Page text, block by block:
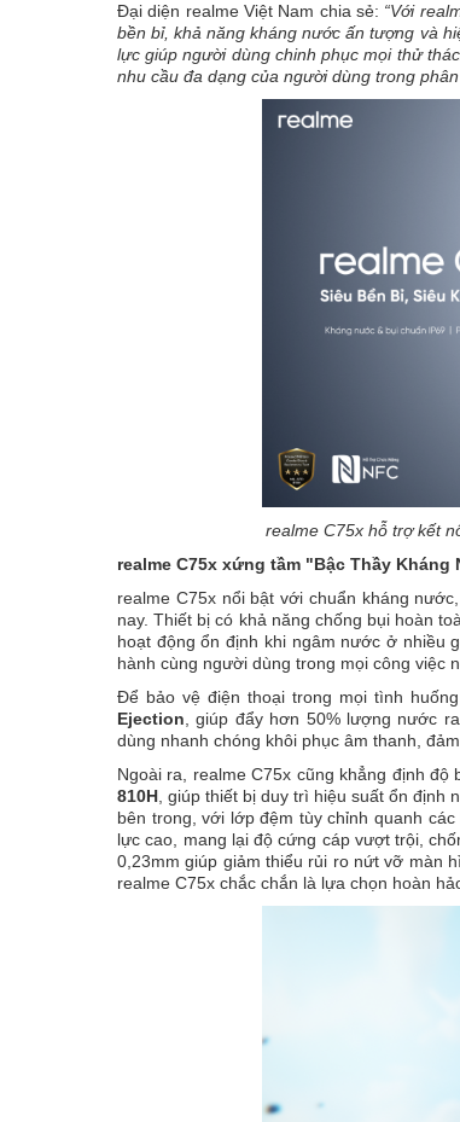
Đại diện realme Việt Nam chia sẻ: “Với
bền bỉ, khả năng kháng nước ấn tượng và
lực giúp người dùng chinh phục mọi thử
nhu cầu đa dạng của người dùng trong
realme C75x hỗ trợ kết
realme C75x xứng tầm "Bậc Thầy
realme C75x nổi bật với chuẩn kháng
nay. Thiết bị có khả năng chống bụi hoàn
hoạt động ổn định khi ngâm nước ở nhiều
hành cùng người dùng trong mọi công việc
Để bảo vệ điện thoại trong mọi tình
Ejection , giúp đẩy hơn 50% lượng nước
dùng nhanh chóng khôi phục âm thanh,
Ngoài ra, realme C75x cũng khẳng định
810H , giúp thiết bị duy trì hiệu suất ổn
bên trong, với lớp đệm tùy chỉnh quanh
lực cao, mang lại độ cứng cáp vượt trội,
0,23mm giúp giảm thiểu rủi ro nứt vỡ màn
realme C75x chắc chắn là lựa chọn hoàn